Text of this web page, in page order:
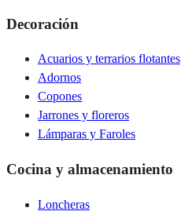
Decoración
Acuarios y terrarios flotantes
Adornos
Copones
Jarrones y floreros
Lámparas y Faroles
Cocina y almacenamiento
Loncheras